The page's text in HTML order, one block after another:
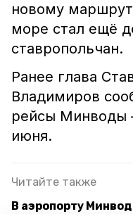
новому
море стал ещё
ставропольчан.
Ранее глава
Владимиров
рейсы Минводы
июня.
Читайте также
В аэропорту